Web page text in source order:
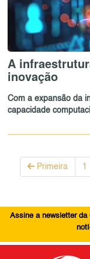
A
inovação
Com a expansão da
capacidade
Primeira 1
Assine a newsletter da